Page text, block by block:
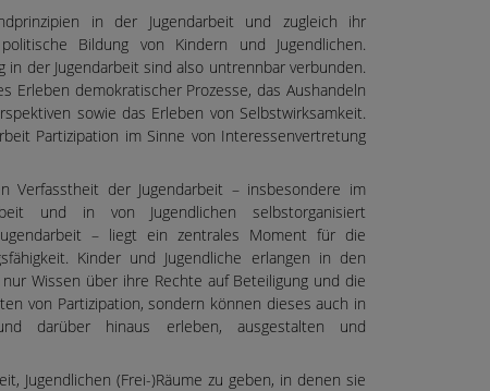
in der Jugendarbeit und zugleich ihr
Bildung von Kindern und Jugendlichen.
in der Jugendarbeit sind also untrennbar verbunden.
Erleben demokratischer Prozesse, das Aushandeln
sowie das Erleben von Selbstwirksamkeit.
Partizipation im Sinne von Interessenvertretung
Verfasstheit der Jugendarbeit – insbesondere im
und in von Jugendlichen selbstorganisiert
– liegt ein zentrales Moment für die
Kinder und Jugendliche erlangen in den
Wissen über ihre Rechte auf Beteiligung und die
von Partizipation, sondern können dieses auch in
darüber hinaus erleben, ausgestalten und
Jugendlichen (Frei-)Räume zu geben, in denen sie